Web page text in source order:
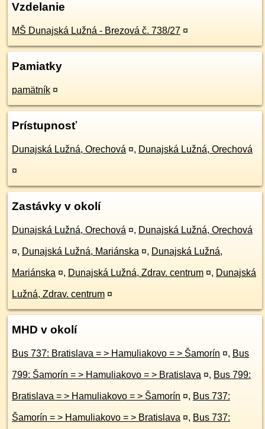
Vzdelanie
MŠ Dunajská Lužná - Brezová č. 738/27 ¤
Pamiatky
pamätník ¤
Prístupnosť
Dunajská Lužná, Orechová ¤, Dunajská Lužná, Orechová
¤
Zastávky v okolí
Dunajská Lužná, Orechová ¤, Dunajská Lužná, Orechová
¤, Dunajská Lužná, Mariánska ¤, Dunajská Lužná,
Mariánska ¤, Dunajská Lužná, Zdrav. centrum ¤, Dunajská
Lužná, Zdrav. centrum ¤
MHD v okolí
Bus 737: Bratislava = > Hamuliakovo = > Šamorín ¤, Bus
799: Šamorín = > Hamuliakovo = > Bratislava ¤, Bus 799:
Bratislava = > Hamuliakovo = > Šamorín ¤, Bus 737:
Šamorín = > Hamuliakovo = > Bratislava ¤, Bus 737: